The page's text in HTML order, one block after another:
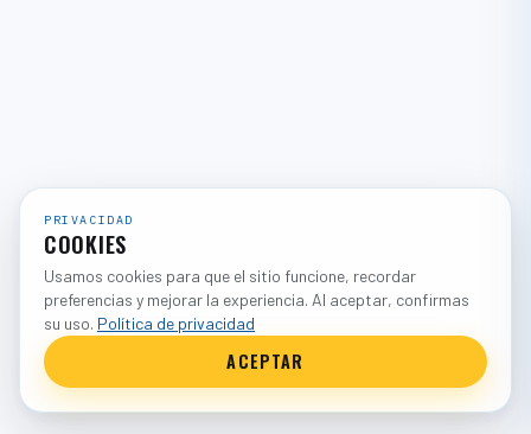
PRIVACIDAD
COOKIES
Usamos cookies para que el sitio funcione, recordar
preferencias y mejorar la experiencia. Al aceptar, confirmas
su uso. Política de privacidad
ACEPTAR